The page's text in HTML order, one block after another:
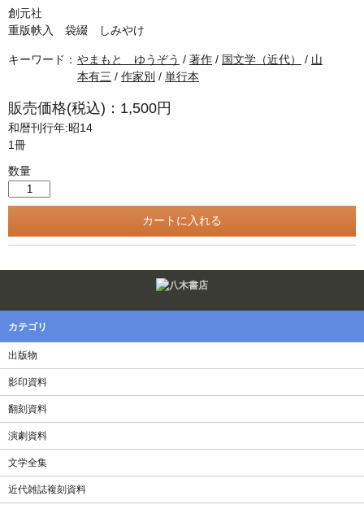
美本なし
創元社
重版帙入 袋綴 しみやけ
キーワード： やまもと ゆうぞう / 著作 / 国文学（近代） / 山
本有三 / 作家別 / 単行本
販売価格(税込)：1,500円
和暦刊行年:昭14
1冊
数量
カテゴリ
出版物
影印資料
翻刻資料
演劇資料
文学全集
近代雑誌複刻資料